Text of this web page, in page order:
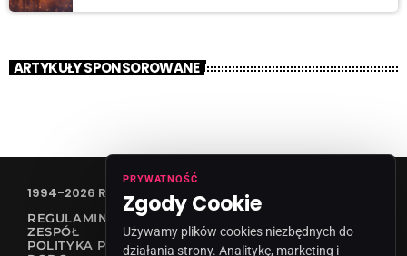
ARTYKUŁY SPONSOROWANE
1994-2026 RADIO VANESSA SPÓŁKA Z O.O
REGULAMIN KONKURSÓW
ZESPÓŁ
POLITYKA PRYWATNOŚCI
PRYWATNOŚĆ
Zgody Cookie
Używamy plików cookies niezbędnych do
działania strony. Analitykę, marketing i